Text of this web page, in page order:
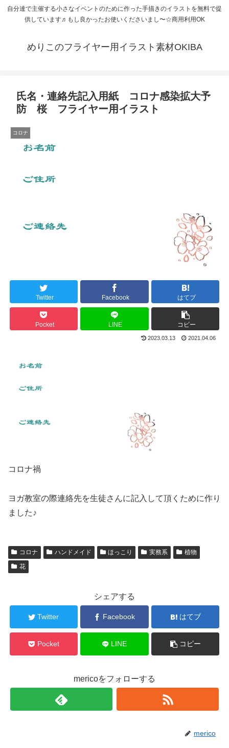
自分達で主催する小さなイベントのために作った手描きのイラストを無料で提
供しています♬もし良かったお使いくださいまし〜☆商用利用OK
めりこのフライヤー用イラスト素材OKIBA
氏名・連絡先記入用紙 コロナ感染拡大予
防 桜 フライヤー用イラスト
コロナ
Twitter Facebook はてブ
Pocket LINE コピー
2023.03.13 2021.04.06
コロナ禍
ヨガ教室の際連絡先を生徒さんに記入して頂くために作り
ました♪
コロナ ハンドメイド ほっこり 実務系
植物
花
シェアする
Twitter Facebook はてブ
Pocket LINE コピー
mericoをフォローする
merico